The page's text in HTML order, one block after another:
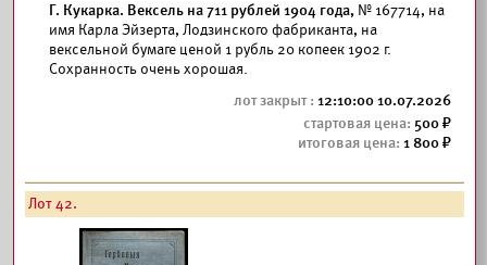
Г. Кукарка. Вексель на 711 рублей 1904 года, № 167714, на
имя Карла Эйзерта, Лодзинского фабриканта, на
вексельной бумаге ценой 1 рубль 20 копеек 1902 г.
Сохранность очень хорошая.
12:10:00 10.07.2026
500
1 800
Лот 42.